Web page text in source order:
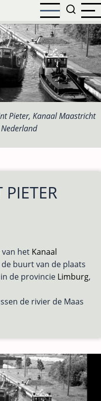
Pieter, Kanaal Maastricht
PIETER
van het Kanaal
buurt van de plaats
de provincie Limburg,
de rivier de Maas